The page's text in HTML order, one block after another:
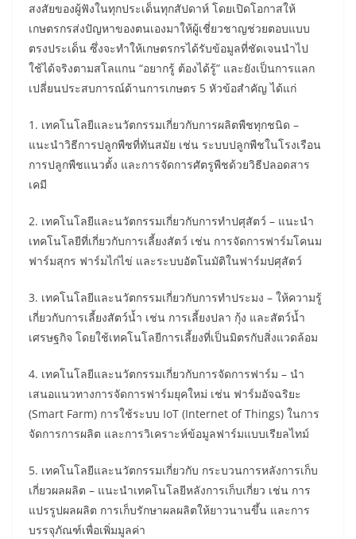
สงสัยของผู้ฟังในทุกประเด็นทุกสัปดาห์ โดยเปิดโอกาสให้
เกษตรกรส่งปัญหาของตนเองมาให้ผู้เชี่ยวชาญช่วยตอบแบบ
ตรงประเด็น ซึ่งจะทำให้เกษตรกรได้รับข้อมูลที่ชัดเจนนำไป
ใช้ได้จริงตามสโลแกน “อยากรู้ ต้องได้รู้” และยังเป็นการแลก
เปลี่ยนประสบการณ์ด้านการเกษตร 5 หัวข้อสำคัญ ได้แก่
1. เทคโนโลยีและนวัตกรรมเกี่ยวกับการผลิตพืชทุกชนิด –
แนะนำวิธีการปลูกพืชที่ทันสมัย เช่น ระบบปลูกพืชในโรงเรือน
การปลูกพืชแนวตั้ง และการจัดการศัตรูพืชด้วยวิธีปลอดสาร
เคมี
2. เทคโนโลยีและนวัตกรรมเกี่ยวกับการทำปศุสัตว์ – แนะนำ
เทคโนโลยีที่เกี่ยวกับการเลี้ยงสัตว์ เช่น การจัดการฟาร์มโคนม
ฟาร์มสุกร ฟาร์มไก่ไข่ และระบบอัตโนมัติในฟาร์มปศุสัตว์
3. เทคโนโลยีและนวัตกรรมเกี่ยวกับการทำประมง – ให้ความรู้
เกี่ยวกับการเลี้ยงสัตว์น้ำ เช่น การเลี้ยงปลา กุ้ง และสัตว์น้ำ
เศรษฐกิจ โดยใช้เทคโนโลยีการเลี้ยงที่เป็นมิตรกับสิ่งแวดล้อม
4. เทคโนโลยีและนวัตกรรมเกี่ยวกับการจัดการฟาร์ม – นำ
เสนอแนวทางการจัดการฟาร์มยุคใหม่ เช่น ฟาร์มอัจฉริยะ
(Smart Farm) การใช้ระบบ IoT (Internet of Things) ในการ
จัดการการผลิต และการวิเคราะห์ข้อมูลฟาร์มแบบเรียลไทม์
5. เทคโนโลยีและนวัตกรรมเกี่ยวกับ กระบวนการหลังการเก็บ
เกี่ยวผลผลิต – แนะนำเทคโนโลยีหลังการเก็บเกี่ยว เช่น การ
แปรรูปผลผลิต การเก็บรักษาผลผลิตให้ยาวนานขึ้น และการ
บรรจุภัณฑ์เพื่อเพิ่มมูลค่า